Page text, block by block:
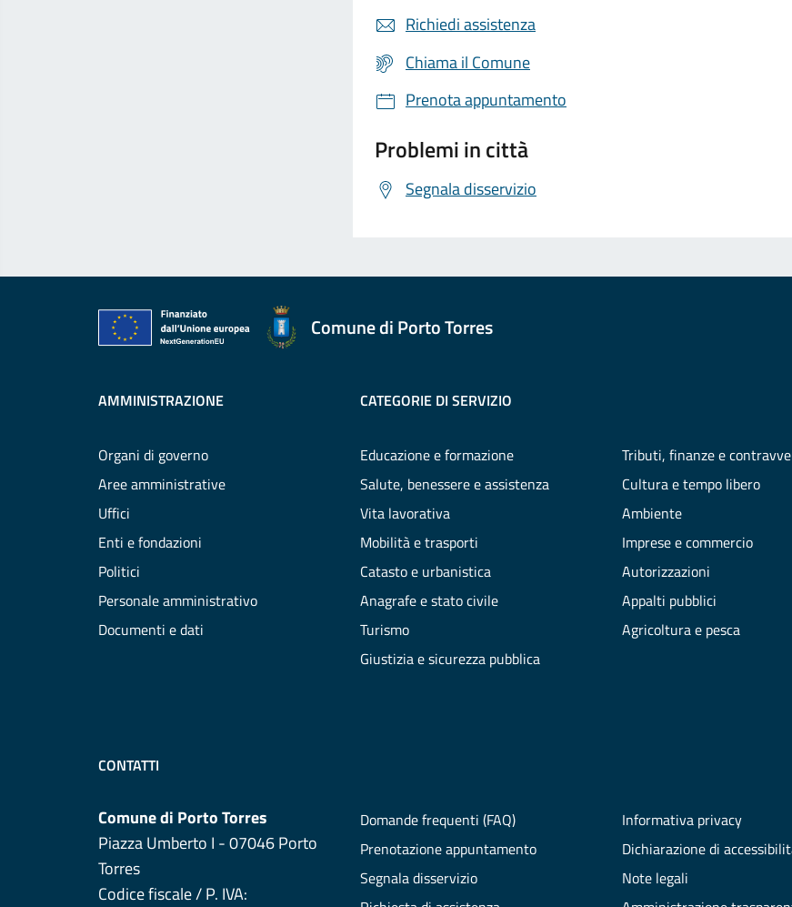
Richiedi assistenza
Chiama il Comune
Prenota appuntamento
Problemi in città
Segnala disservizio
Comune di Porto Torres
AMMINISTRAZIONE
Organi di governo
Aree amministrative
Uffici
Enti e fondazioni
Politici
Personale amministrativo
Documenti e dati
CATEGORIE DI SERVIZIO
Educazione e formazione
Salute, benessere e assistenza
Vita lavorativa
Mobilità e trasporti
Catasto e urbanistica
Anagrafe e stato civile
Turismo
Giustizia e sicurezza pubblica
Tributi, finanze e
Cultura e tempo libero
Ambiente
Imprese e commercio
Autorizzazioni
Appalti pubblici
Agricoltura e pesca
CONTATTI
Comune di Porto Torres
Piazza Umberto I - 07046 Porto
Torres
Codice fiscale / P. IVA:
Domande frequenti (FAQ)
Prenotazione appuntamento
Segnala disservizio
Informativa privacy
Dichiarazione di
Note legali